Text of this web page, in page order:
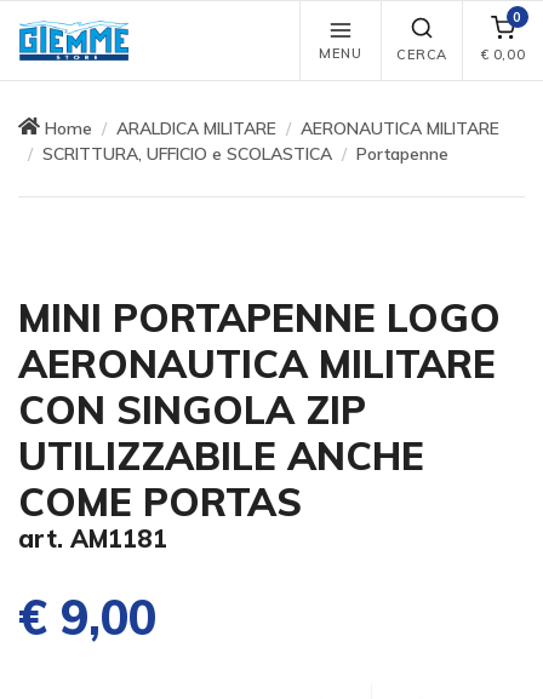
MENU CERCA
0
€ 0,00
Home ARALDICA MILITARE
AERONAUTICA MILITARE
SCRITTURA, UFFICIO e SCOLASTICA
Portapenne
MINI PORTAPENNE LOGO
AERONAUTICA MILITARE
CON SINGOLA ZIP
UTILIZZABILE ANCHE
COME PORTAS
art. AM1181
€ 9,00